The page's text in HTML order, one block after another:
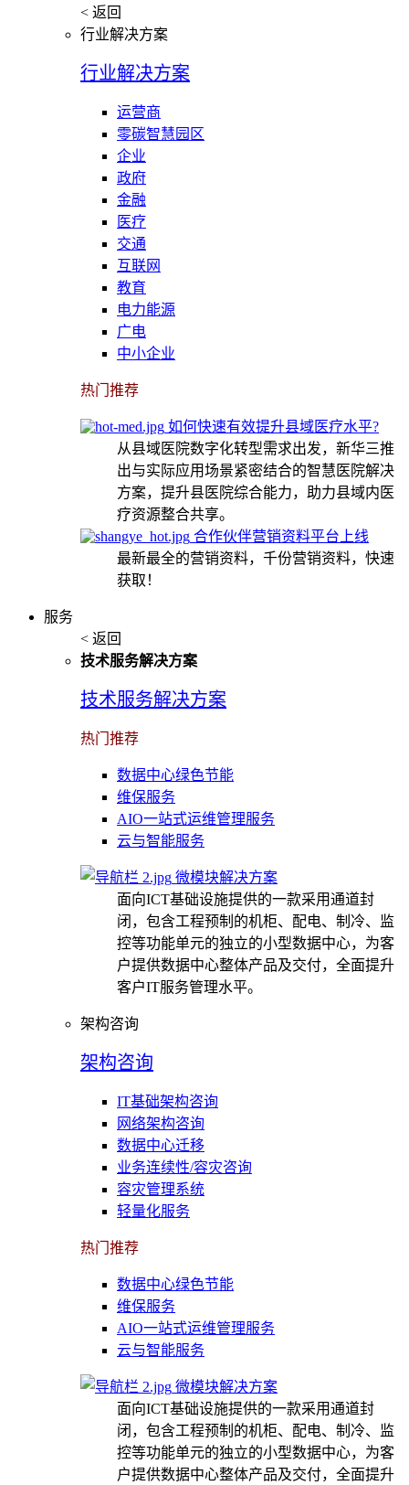
< 返回
行业解决方案
行业解决方案
运营商
零碳智慧园区
企业
政府
金融
医疗
交通
互联网
教育
电力能源
广电
中小企业
热门推荐
如何快速有效提升县域医疗水平?
从县域医院数字化转型需求出发，新华三推
出与实际应用场景紧密结合的智慧医院解决
方案，提升县医院综合能力，助力县域内医
疗资源整合共享。
合作伙伴营销资料平台上线
最新最全的营销资料，千份营销资料，快速
获取！
服务
< 返回
技术服务解决方案
技术服务解决方案
热门推荐
数据中心绿色节能
维保服务
AIO一站式运维管理服务
云与智能服务
微模块解决方案
面向ICT基础设施提供的一款采用通道封
闭，包含工程预制的机柜、配电、制冷、监
控等功能单元的独立的小型数据中心，为客
户提供数据中心整体产品及交付，全面提升
客户IT服务管理水平。
架构咨询
架构咨询
IT基础架构咨询
网络架构咨询
数据中心迁移
业务连续性/容灾咨询
容灾管理系统
轻量化服务
热门推荐
数据中心绿色节能
维保服务
AIO一站式运维管理服务
云与智能服务
微模块解决方案
面向ICT基础设施提供的一款采用通道封
闭，包含工程预制的机柜、配电、制冷、监
控等功能单元的独立的小型数据中心，为客
户提供数据中心整体产品及交付，全面提升